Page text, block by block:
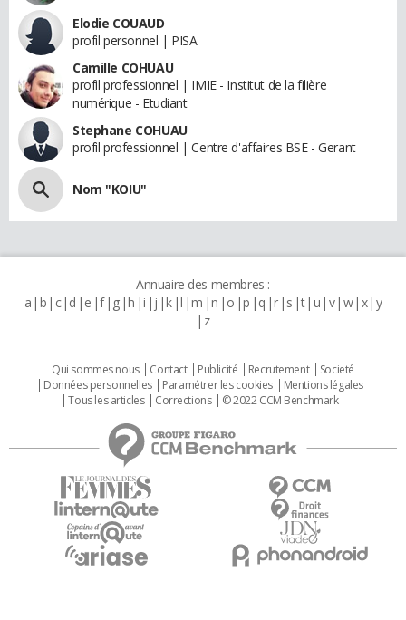
Elodie COUAUD
profil personnel | PISA
Camille COHUAU
profil professionnel | IMIE - Institut de la filière
numérique - Etudiant
Stephane COHUAU
profil professionnel | Centre d'affaires BSE - Gerant
Nom "KOIU"
Annuaire des membres :
a b c d e f g h i j k l m n o p q r s t u v w x y
z
Qui sommes nous Contact Publicité Recrutement
Societé
Données personnelles
Paramétrer les cookies
Mentions légales
Tous les articles
Corrections © 2022 CCM Benchmark